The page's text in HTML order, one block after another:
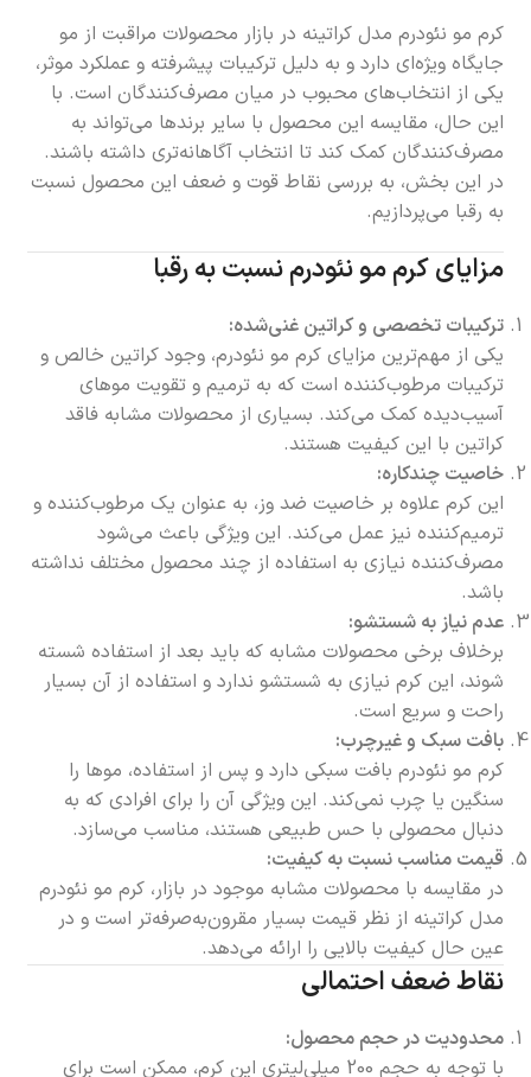
کرم مو نئودرم مدل کراتینه در بازار محصولات مراقبت از مو
جایگاه ویژه‌ای دارد و به دلیل ترکیبات پیشرفته و عملکرد موثر،
یکی از انتخاب‌های محبوب در میان مصرف‌کنندگان است. با
این حال، مقایسه این محصول با سایر برندها می‌تواند به
مصرف‌کنندگان کمک کند تا انتخاب آگاهانه‌تری داشته باشند.
در این بخش، به بررسی نقاط قوت و ضعف این محصول نسبت
به رقبا می‌پردازیم.
مزایای کرم مو نئودرم نسبت به رقبا
ترکیبات تخصصی و کراتین غنی‌شده:
یکی از مهم‌ترین مزایای کرم مو نئودرم، وجود کراتین خالص و
ترکیبات مرطوب‌کننده است که به ترمیم و تقویت موهای
آسیب‌دیده کمک می‌کند. بسیاری از محصولات مشابه فاقد
کراتین با این کیفیت هستند.
خاصیت چندکاره:
این کرم علاوه بر خاصیت ضد وز، به عنوان یک مرطوب‌کننده و
ترمیم‌کننده نیز عمل می‌کند. این ویژگی باعث می‌شود
مصرف‌کننده نیازی به استفاده از چند محصول مختلف نداشته
باشد.
عدم نیاز به شستشو:
برخلاف برخی محصولات مشابه که باید بعد از استفاده شسته
شوند، این کرم نیازی به شستشو ندارد و استفاده از آن بسیار
راحت و سریع است.
بافت سبک و غیرچرب:
کرم مو نئودرم بافت سبکی دارد و پس از استفاده، موها را
سنگین یا چرب نمی‌کند. این ویژگی آن را برای افرادی که به
دنبال محصولی با حس طبیعی هستند، مناسب می‌سازد.
قیمت مناسب نسبت به کیفیت:
در مقایسه با محصولات مشابه موجود در بازار، کرم مو نئودرم
مدل کراتینه از نظر قیمت بسیار مقرون‌به‌صرفه‌تر است و در
عین حال کیفیت بالایی را ارائه می‌دهد.
نقاط ضعف احتمالی
محدودیت در حجم محصول:
با توجه به حجم 200 میلی‌لیتری این کرم، ممکن است برای